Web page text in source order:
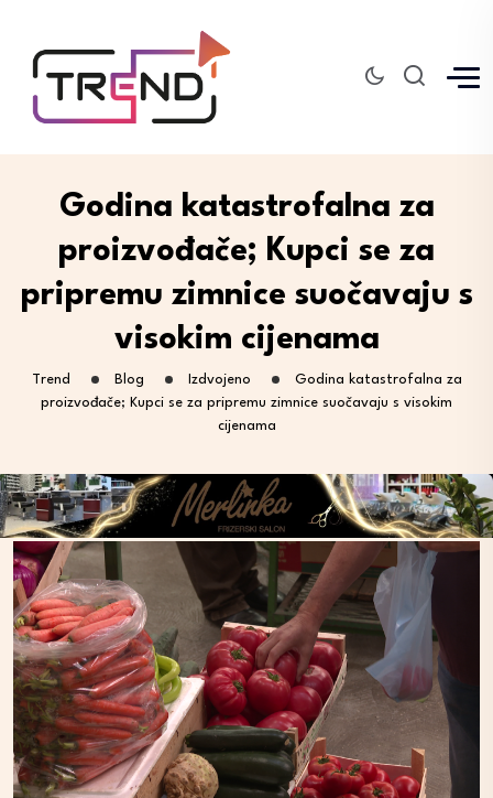
Godina katastrofalna za
proizvođače; Kupci se za
pripremu zimnice suočavaju s
visokim cijenama
Trend Blog Izdvojeno
Godina katastrofalna za
proizvođače; Kupci se za pripremu zimnice suočavaju s visokim
cijenama